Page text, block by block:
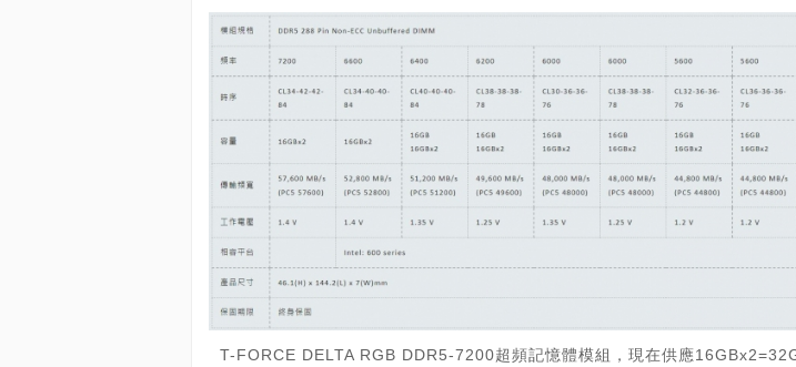
T-FORCE DELTA RGB DDR5-7200超頻記憶體模組，現在供應